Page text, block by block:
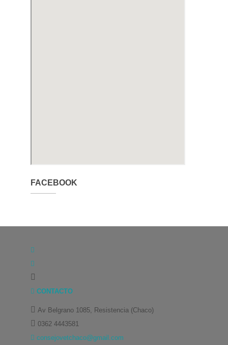
FACEBOOK
CONTACTO
Av Belgrano 1085, Resistencia (Chaco)
0362 4443581
consejovetchaco@gmail.com